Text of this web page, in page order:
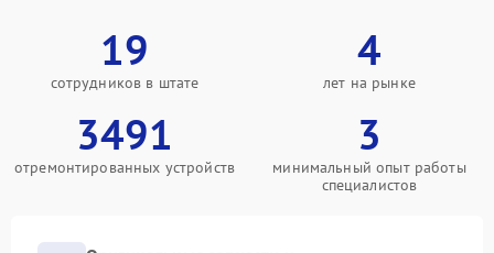
19
сотрудников в штате
4
лет на рынке
3491
отремонтированных устройств
3
минимальный опыт работы
специалистов